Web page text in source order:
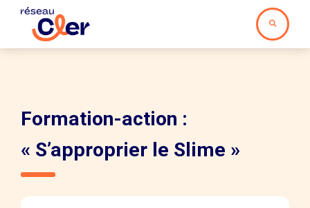
Formation-action :
« S’approprier le Slime »